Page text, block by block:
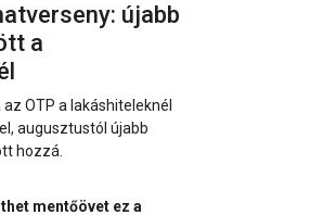
újabb
a
OTP a lakáshiteleknél
augusztustól újabb
hozzá.
mentőövet ez a